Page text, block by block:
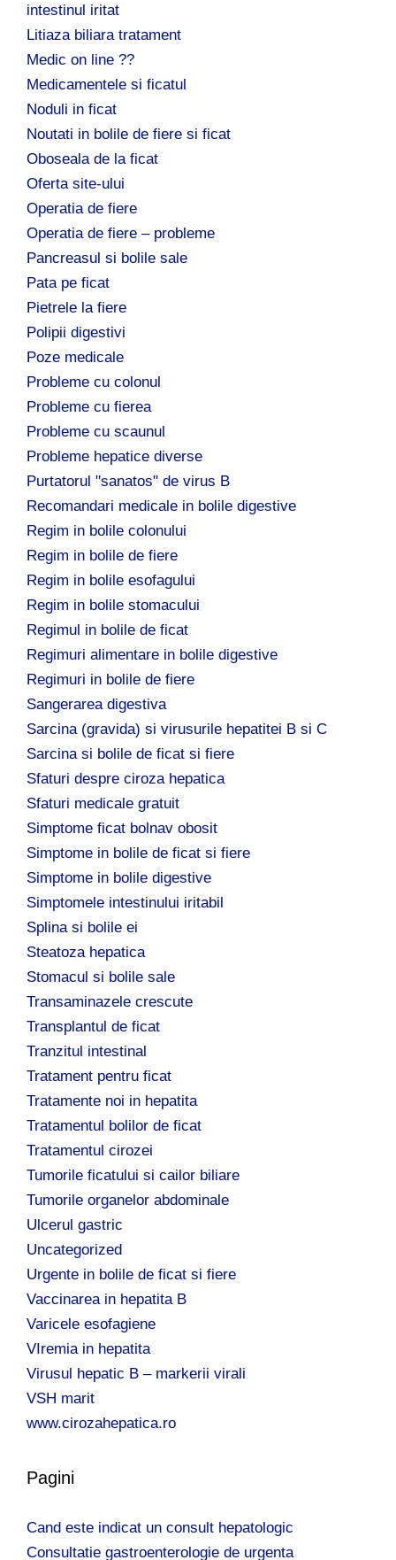
intestinul iritat
Litiaza biliara tratament
Medic on line ??
Medicamentele si ficatul
Noduli in ficat
Noutati in bolile de fiere si ficat
Oboseala de la ficat
Oferta site-ului
Operatia de fiere
Operatia de fiere – probleme
Pancreasul si bolile sale
Pata pe ficat
Pietrele la fiere
Polipii digestivi
Poze medicale
Probleme cu colonul
Probleme cu fierea
Probleme cu scaunul
Probleme hepatice diverse
Purtatorul "sanatos" de virus B
Recomandari medicale in bolile digestive
Regim in bolile colonului
Regim in bolile de fiere
Regim in bolile esofagului
Regim in bolile stomacului
Regimul in bolile de ficat
Regimuri alimentare in bolile digestive
Regimuri in bolile de fiere
Sangerarea digestiva
Sarcina (gravida) si virusurile hepatitei B si C
Sarcina si bolile de ficat si fiere
Sfaturi despre ciroza hepatica
Sfaturi medicale gratuit
Simptome ficat bolnav obosit
Simptome in bolile de ficat si fiere
Simptome in bolile digestive
Simptomele intestinului iritabil
Splina si bolile ei
Steatoza hepatica
Stomacul si bolile sale
Transaminazele crescute
Transplantul de ficat
Tranzitul intestinal
Tratament pentru ficat
Tratamente noi in hepatita
Tratamentul bolilor de ficat
Tratamentul cirozei
Tumorile ficatului si cailor biliare
Tumorile organelor abdominale
Ulcerul gastric
Uncategorized
Urgente in bolile de ficat si fiere
Vaccinarea in hepatita B
Varicele esofagiene
VIremia in hepatita
Virusul hepatic B – markerii virali
VSH marit
www.cirozahepatica.ro
Pagini
Cand este indicat un consult hepatologic
Consultatie gastroenterologie de urgenta